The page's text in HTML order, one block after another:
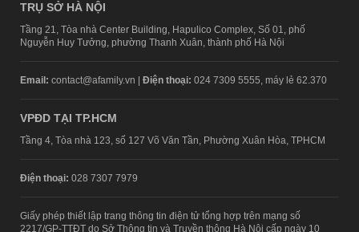
TRỤ SỞ HÀ NỘI
Tầng 21, Tòa nhà Center Building, Hapulico Complex, Số 01, phố
Nguyễn Huy Tưởng, phường Thanh Xuân, thành phố Hà Nội
Email: contact@afamily.vn | Điện thoại: 024 7309 5555, máy lẻ 62.370
VPĐD TẠI TP.HCM
Tầng 4, Tòa nhà 123, số 127 Võ Văn Tần, Phường Xuân Hòa, TPHCM
Điện thoại: 028 7307 7979
Giấy phép thiết lập trang thông tin điện tử tổng hợp trên mạng số
2217/GP-TTĐT do Sở Thông tin và Truyền thông Hà Nội cấp ngày 10